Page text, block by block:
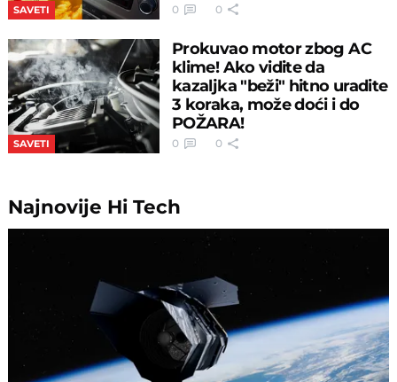
SAVETI 0 0
SAVETI
Prokuvao motor zbog AC
klime! Ako vidite da
kazaljka "beži" hitno uradite
3 koraka, može doći i do
POŽARA!
0 0
Najnovije Hi Tech